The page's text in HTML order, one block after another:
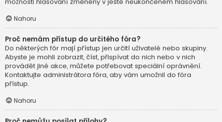
možnosti hlasování změněny v ještě neukončeném hlasování.
Nahoru
Proč nemám přístup do určitého fóra?
Do některých fór mají přístup jen určití uživatelé nebo skupiny.
Abyste je mohli zobrazit, číst, přispívat do nich nebo v nich
provádět jiné akce, můžete potřebovat speciální oprávnění.
Kontaktujte administrátora fóra, aby vám umožnil do fóra
přístup.
Nahoru